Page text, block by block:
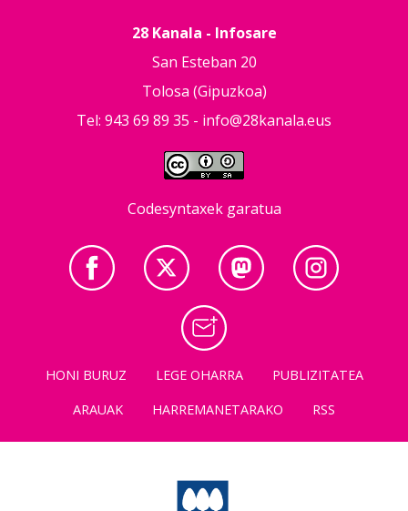
28 Kanala - Infosare
San Esteban 20
Tolosa (Gipuzkoa)
Tel: 943 69 89 35 - info@28kanala.eus
Codesyntaxek garatua
HONI BURUZ LEGE OHARRA
PUBLIZITATEA
ARAUAK
HARREMANETARAKO RSS